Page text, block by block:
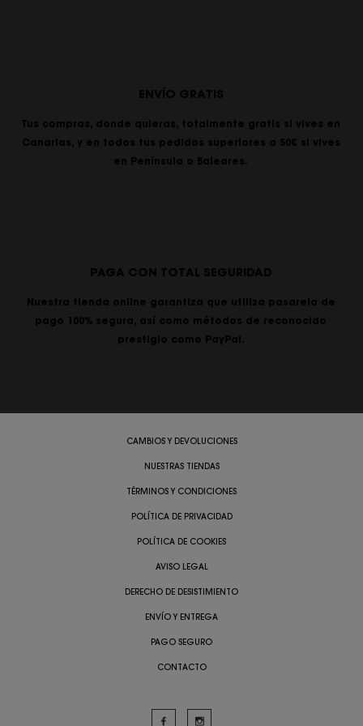
ENVÍO GRATIS
Tus compras, donde quieras, totalmente gratis si vives en
Canarias, y en todos tus pedidos superiores a 50€ si vives
en Península o Baleares.
PAGA CON TOTAL SEGURIDAD
Nuestra tienda online garantiza que utiliza pasarela de
pago 100% segura, así como métodos de reconocido
prestigio como PayPal.
CAMBIOS Y DEVOLUCIONES
NUESTRAS TIENDAS
TÉRMINOS Y CONDICIONES
POLÍTICA DE PRIVACIDAD
POLÍTICA DE COOKIES
AVISO LEGAL
DERECHO DE DESISTIMIENTO
ENVÍO Y ENTREGA
PAGO SEGURO
CONTACTO